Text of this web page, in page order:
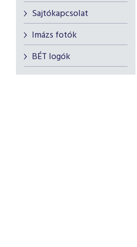
Sajtókapcsolat
Imázs fotók
BÉT logók